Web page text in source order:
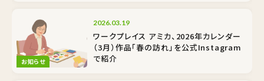
お知らせ
2026.03.19
ワークプレイス アミカ、2026年カレンダー
（3月）作品「春の訪れ」を公式Instagram
で紹介